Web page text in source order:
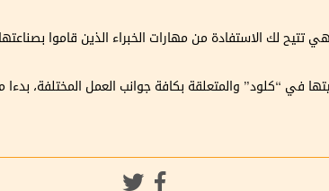
تتيح لك الاستفادة من مهارات الخبراء الذين قاموا
في “كلود” والمتعلقة بكافة جوانب العمل المختلفة، بدءا